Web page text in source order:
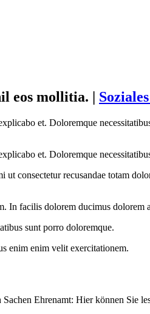
eos mollitia. |
et. Doloremque
et. Doloremque
consectetur recusandae totam
facilis dolorem ducimus dolorem
sunt porro doloremque.
enim enim velit exercitationem.
Ehrenamt: Hier können Sie